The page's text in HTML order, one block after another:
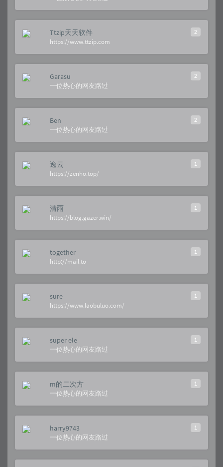
2
Ttzip天天软件
https://www.ttzip.com
2
Garasu
一位热心的网友路过
2
Ben
一位热心的网友路过
1
逸云
https://zenho.top/
1
清雨
https://blog.gazer.win/
1
together
http://mail.to
1
sure
https://www.laobuluo.com/
1
super ele
一位热心的网友路过
1
m的二次方
一位热心的网友路过
1
harry9743
一位热心的网友路过